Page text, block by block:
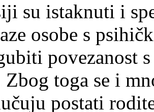
su istaknuti i
osobe s
povezanost
Zbog toga se i
postati